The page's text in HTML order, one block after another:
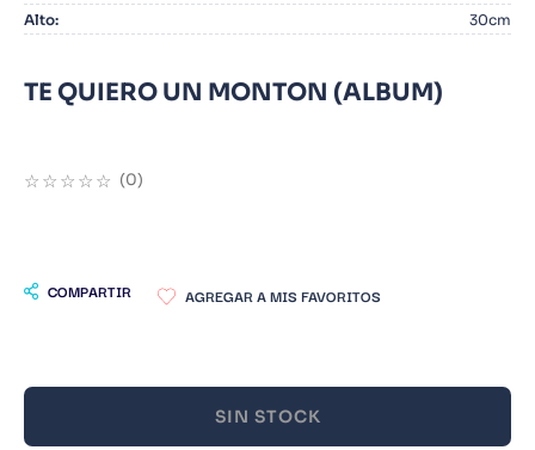
Alto: 30cm
TE QUIERO UN MONTON (ALBUM)
☆☆☆☆☆ (0)
COMPARTIR
SIN STOCK
6.
8
Noches Blancas
10. Infantil